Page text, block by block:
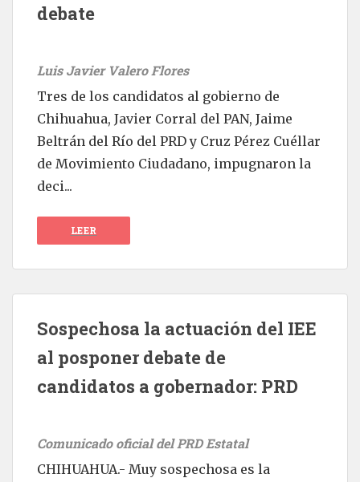
debate
Luis Javier Valero Flores
Tres de los candidatos al gobierno de
Chihuahua, Javier Corral del PAN, Jaime
Beltrán del Río del PRD y Cruz Pérez Cuéllar
de Movimiento Ciudadano, impugnaron la
deci...
LEER
Sospechosa la actuación del IEE
al posponer debate de
candidatos a gobernador: PRD
Comunicado oficial del PRD Estatal
CHIHUAHUA.- Muy sospechosa es la